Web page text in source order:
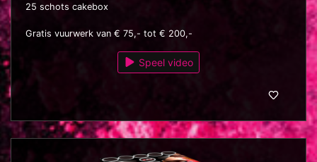
25 schots cakebox
Gratis vuurwerk van € 75,- tot € 200,-
Speel video